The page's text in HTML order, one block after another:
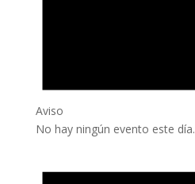
Aviso
No hay ningún evento este día.